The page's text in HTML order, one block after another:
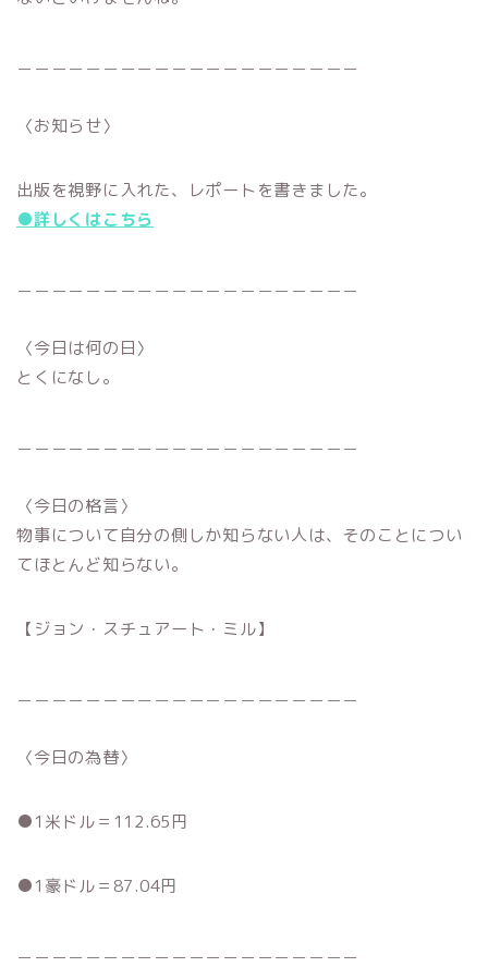
〈お知らせ〉
出版を視野に入れた、レポートを書きました。
●詳しくはこちら
〈今日は何の日〉
とくになし。
〈今日の格言〉
物事について自分の側しか知らない人は、そのことについ
てほとんど知らない。
【ジョン・スチュアート・ミル】
〈今日の為替〉
●1米ドル＝112.65円
●1豪ドル＝87.04円